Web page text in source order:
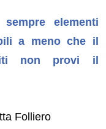
elementi
a meno che il
non provi il
Folliero